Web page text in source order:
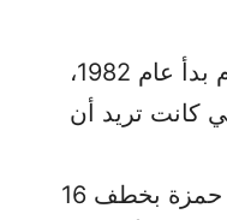
وقال أيضا إن اهتمامه بالإسلام بدأ عام 1982،
كانت تريد أن
وتتعلق التهم الموجهة إلى أبو حمزة بخطف 16